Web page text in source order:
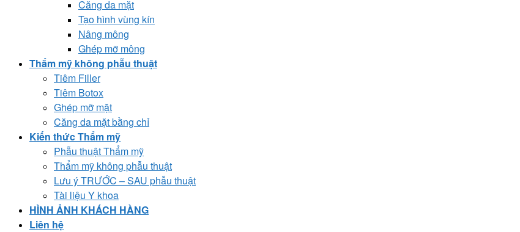
Căng da mặt
Tạo hình vùng kín
Nâng mông
Ghép mỡ mông
Thẩm mỹ không phẫu thuật
Tiêm Filler
Tiêm Botox
Ghép mỡ mặt
Căng da mặt bằng chỉ
Kiến thức Thẩm mỹ
Phẫu thuật Thẩm mỹ
Thẩm mỹ không phẫu thuật
Lưu ý TRƯỚC – SAU phẫu thuật
Tài liệu Y khoa
HÌNH ẢNH KHÁCH HÀNG
Liên hệ